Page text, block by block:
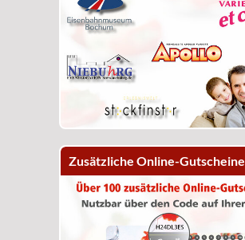
Zusätzliche Online-Gutscheine